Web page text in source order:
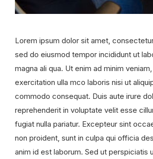
Lorem ipsum dolor sit amet,
sed do eiusmod tempor incididunt ut
magna ali qua. Ut enim ad minim
exercitation ulla mco laboris nisi ut
commodo consequat. Duis aute irure
reprehenderit in voluptate velit esse
fugiat nulla pariatur. Excepteur sint
non proident, sunt in culpa qui officia
anim id est laborum. Sed ut perspiciatis